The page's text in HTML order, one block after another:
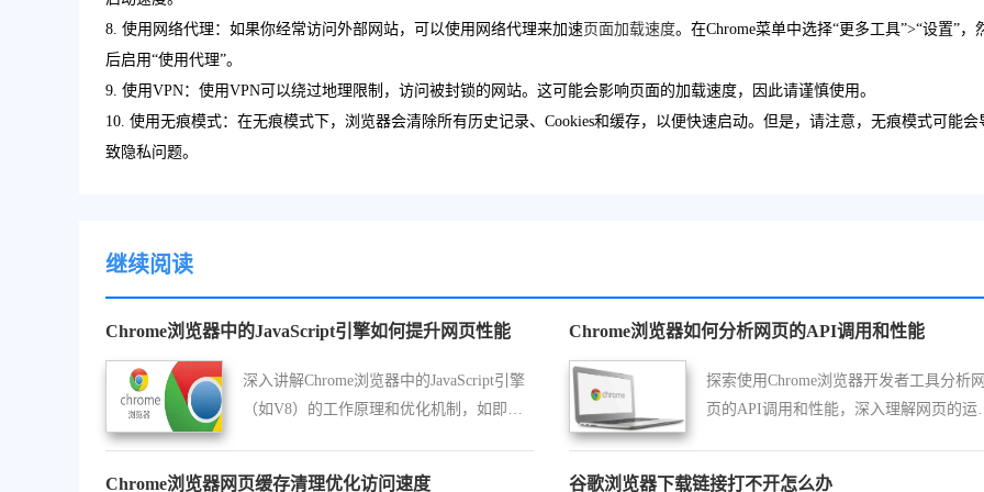
8. 使用网络代理：如果你经常访问外部网站，可以使用网络代理来加速页面加载速度。在Chrome菜单中选择“更多工具”>“设置”，
后启用“使用代理”。
9. 使用VPN：使用VPN可以绕过地理限制，访问被封锁的网站。这可能会影响页面的加载速度，因此请谨慎使用。
10. 使用无痕模式：在无痕模式下，浏览器会清除所有历史记录、Cookies和缓存，以便快速启动。但是，请注意，无痕模式可能会
致隐私问题。
继续阅读
Chrome浏览器中的JavaScript引擎如何提升网页性能
深入讲解Chrome浏览器中的JavaScript引擎
（如V8）的工作原理和优化机制，如即时
Chrome浏览器如何分析网页的API调用和性能
探索使用Chrome浏览器开发者工具分析网
页的API调用和性能，深入理解网页的运
Chrome浏览器网页缓存清理优化访问速度 谷歌浏览器下载链接打不开怎么办